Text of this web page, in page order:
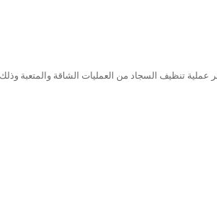
عملية تنظيف السجاد من العمليات الشاقة والمتعبة